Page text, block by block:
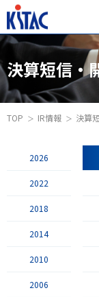
決算短信・
TOP IR情報 決算
2026
2022
2018
2014
2010
2006